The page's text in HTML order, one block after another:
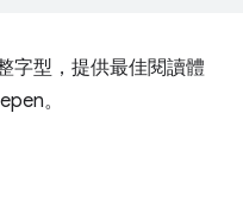
字型，提供最佳閱讀體
。